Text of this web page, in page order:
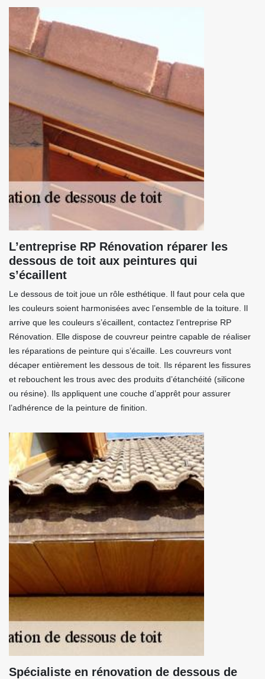
L’entreprise RP Rénovation réparer les
dessous de toit aux peintures qui
s’écaillent
Le dessous de toit joue un rôle esthétique. Il faut pour cela que
les couleurs soient harmonisées avec l’ensemble de la toiture. Il
arrive que les couleurs s’écaillent, contactez l’entreprise RP
Rénovation. Elle dispose de couvreur peintre capable de réaliser
les réparations de peinture qui s’écaille. Les couvreurs vont
décaper entièrement les dessous de toit. Ils réparent les fissures
et rebouchent les trous avec des produits d’étanchéité (silicone
ou résine). Ils appliquent une couche d’apprêt pour assurer
l’adhérence de la peinture de finition.
Spécialiste en rénovation de dessous de